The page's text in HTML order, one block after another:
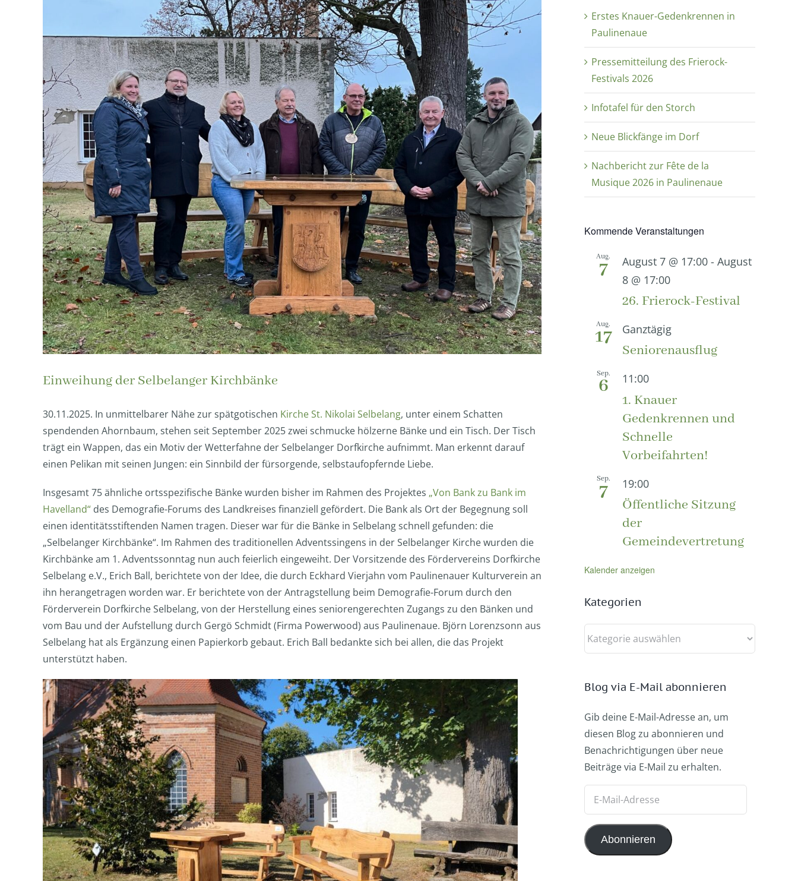
Einweihung der Selbelanger Kirchbänke
30.11.2025. In unmittelbarer Nähe zur spätgotischen Kirche St. Nikolai Selbelang, unter einem Schatten
spendenden Ahornbaum, stehen seit September 2025 zwei schmucke hölzerne Bänke und ein Tisch. Der Tisch
trägt ein Wappen, das ein Motiv der Wetterfahne der Selbelanger Dorfkirche aufnimmt. Man erkennt darauf
einen Pelikan mit seinen Jungen: ein Sinnbild der fürsorgende, selbstaufopfernde Liebe.
Insgesamt 75 ähnliche ortsspezifische Bänke wurden bisher im Rahmen des Projektes „Von Bank zu Bank im
Havelland“ des Demografie-Forums des Landkreises finanziell gefördert. Die Bank als Ort der Begegnung soll
einen identitätsstiftenden Namen tragen. Dieser war für die Bänke in Selbelang schnell gefunden: die
„Selbelanger Kirchbänke“. Im Rahmen des traditionellen Adventssingens in der Selbelanger Kirche wurden die
Kirchbänke am 1. Adventssonntag nun auch feierlich eingeweiht. Der Vorsitzende des Fördervereins Dorfkirche
Selbelang e.V., Erich Ball, berichtete von der Idee, die durch Eckhard Vierjahn vom Paulinenauer Kulturverein an
ihn herangetragen worden war. Er berichtete von der Antragstellung beim Demografie-Forum durch den
Förderverein Dorfkirche Selbelang, von der Herstellung eines seniorengerechten Zugangs zu den Bänken und
vom Bau und der Aufstellung durch Gergö Schmidt (Firma Powerwood) aus Paulinenaue. Björn Lorenzsonn aus
Selbelang hat als Ergänzung einen Papierkorb gebaut. Erich Ball bedankte sich bei allen, die das Projekt
unterstützt haben.
Erstes Knauer-Gedenkrennen in
Paulinenaue
Pressemitteilung des Frierock-
Festivals 2026
Infotafel für den Storch
Neue Blickfänge im Dorf
Nachbericht zur Fête de la
Musique 2026 in Paulinenaue
Kommende Veranstaltungen
Aug.
7 August 7 @ 17:00 - August
8 @ 17:00
26. Frierock-Festival
Aug.
17 Ganztägig
Seniorenausflug
Sep.
6 11:00
1. Knauer
Gedenkrennen und
Schnelle
Vorbeifahrten!
Sep.
7 19:00
Öffentliche Sitzung
der
Gemeindevertretung
Kalender anzeigen
Kategorien
Kategorien
Blog via E-Mail abonnieren
Gib deine E-Mail-Adresse an, um
diesen Blog zu abonnieren und
Benachrichtigungen über neue
Beiträge via E-Mail zu erhalten.
Adresse
Abonnieren